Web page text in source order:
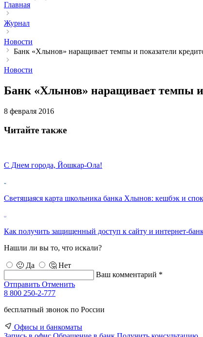
Главная
Журнал
Новости
Банк «Хлынов» наращивает темпы и показатели
Новости
Банк «Хлынов» наращивает темпы и
8 февраля 2016
Читайте также
С Днем города, Йошкар-Ола!
Светящаяся карта школьника банка Хлынов: кешбэк и
Как получить защищенный доступ к сайту и интернет-
Нашли ли вы то, что искали?
🙂 Да
🤔 Нет
Ваш комментарий *
Отправить Отменить
8 800 250-2-777
бесплатный звонок по России
Офисы и банкоматы